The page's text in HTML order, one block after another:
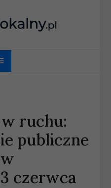
ruchu:
publiczne
czerwca